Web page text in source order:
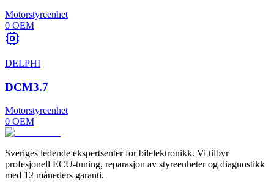
Motorstyreenhet
0 OEM
DELPHI
DCM3.7
Motorstyreenhet
0 OEM
Sveriges ledende ekspertsenter for bilelektronikk. Vi tilbyr
profesjonell ECU-tuning, reparasjon av styreenheter og diagnostikk
med 12 måneders garanti.